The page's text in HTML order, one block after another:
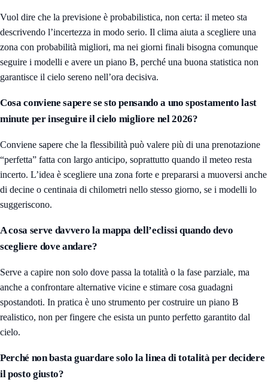
Vuol dire che la previsione è probabilistica, non certa: il meteo sta
descrivendo l’incertezza in modo serio. Il clima aiuta a scegliere una
zona con probabilità migliori, ma nei giorni finali bisogna comunque
seguire i modelli e avere un piano B, perché una buona statistica non
garantisce il cielo sereno nell’ora decisiva.
Cosa conviene sapere se sto pensando a uno spostamento last
minute per inseguire il cielo migliore nel 2026?
Conviene sapere che la flessibilità può valere più di una prenotazione
“perfetta” fatta con largo anticipo, soprattutto quando il meteo resta
incerto. L’idea è scegliere una zona forte e prepararsi a muoversi anche
di decine o centinaia di chilometri nello stesso giorno, se i modelli lo
suggeriscono.
A cosa serve davvero la mappa dell’eclissi quando devo
scegliere dove andare?
Serve a capire non solo dove passa la totalità o la fase parziale, ma
anche a confrontare alternative vicine e stimare cosa guadagni
spostandoti. In pratica è uno strumento per costruire un piano B
realistico, non per fingere che esista un punto perfetto garantito dal
cielo.
Perché non basta guardare solo la linea di totalità per decidere
il posto giusto?